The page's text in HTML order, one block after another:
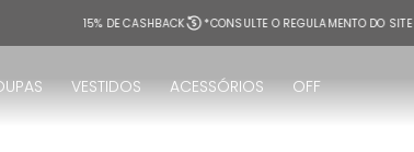
15% DE CASHBACK *CONSULTE O REGULAMENTO DO SITE
VESTIDOS ACESSÓRIOS OFF